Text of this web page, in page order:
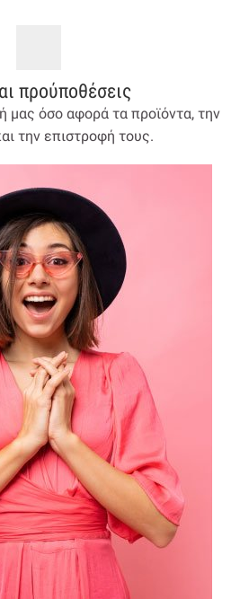
προύποθέσεις
μας όσο αφορά τα προϊόντα, την
την επιστροφή τους.